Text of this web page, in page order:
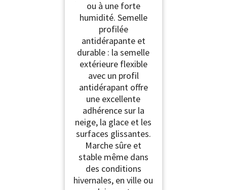
ou à une forte
humidité. Semelle
profilée
antidérapante et
durable : la semelle
extérieure flexible
avec un profil
antidérapant offre
une excellente
adhérence sur la
neige, la glace et les
surfaces glissantes.
Marche sûre et
stable même dans
des conditions
hivernales, en ville ou